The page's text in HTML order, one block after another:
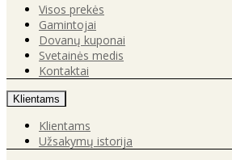
Visos prekės
Gamintojai
Dovanų kuponai
Svetainės medis
Kontaktai
Klientams
Klientams
Užsakymų istorija